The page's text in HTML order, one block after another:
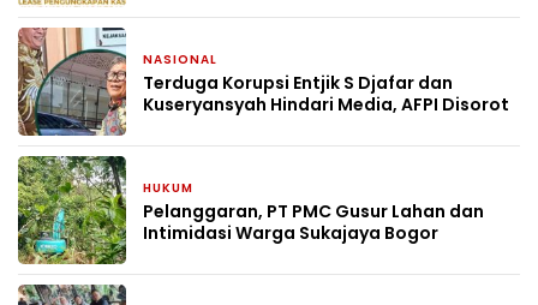
NASIONAL
Terduga Korupsi Entjik S Djafar dan
Kuseryansyah Hindari Media, AFPI Disorot
HUKUM
Pelanggaran, PT PMC Gusur Lahan dan
Intimidasi Warga Sukajaya Bogor